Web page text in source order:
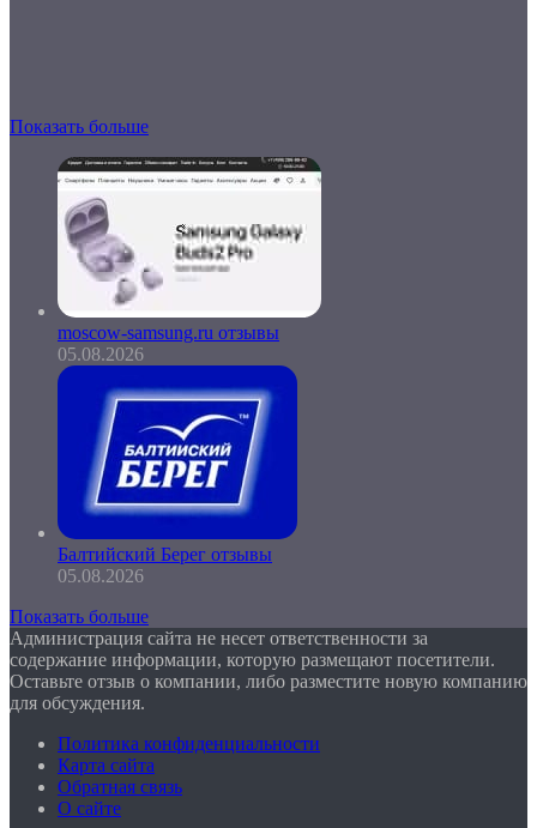
Показать больше
moscow-samsung.ru отзывы
05.08.2026
Балтийский Берег отзывы
05.08.2026
Показать больше
Администрация сайта не несет ответственности за
содержание информации, которую размещают посетители.
Оставьте отзыв о компании, либо разместите новую компанию
для обсуждения.
Политика конфиденциальности
Карта сайта
Обратная связь
О сайте